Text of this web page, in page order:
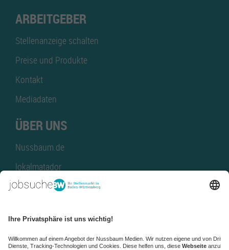
ARBEITGEBER
Stellenanzeige schalten
Preise und Produkte
Kontakt
Mediadaten
ÜBER UNS
Nussbaum.de
lokalmatador
kaufinBW
NussbaumID
Nussbaum Medien